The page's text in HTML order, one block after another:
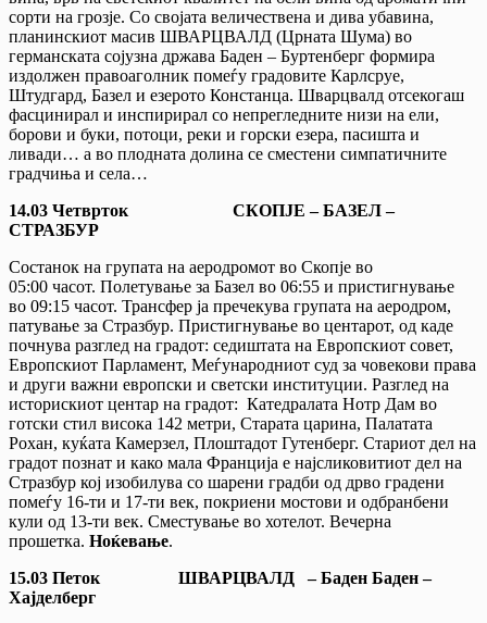
сорти на грозје. Со својата величествена и дива убавина,
планинскиот масив ШВАРЦВАЛД (Црната Шума) во
германската сојузна држава Баден – Буртенберг формира
издолжен правоаголник помеѓу градовите Карлсруе,
Штудгард, Базел и езерото Констанца. Шварцвалд отсекогаш
фасцинирал и инспирирал со непрегледните низи на ели,
борови и буки, потоци, реки и горски езера, пасишта и
ливади… а во плодната долина се сместени симпатичните
градчиња и села…
14.03 Четврток СКОПЈЕ – БАЗЕЛ –
СТРАЗБУР
Состанок на групата на аеродромот во Скопје во
05:00 часот. Полетување за Базел во 06:55 и пристигнување
во 09:15 часот. Трансфер ја пречекува групата на аеродром,
патување за Стразбур. Пристигнување во центарот, од каде
почнува разглед на градот: седиштата на Европскиот совет,
Европскиот Парламент, Меѓународниот суд за човекови права
и други важни европски и светски институции. Разглед на
историскиот центар на градот: Катедралата Нотр Дам во
готски стил висока 142 метри, Старата царина, Палатата
Рохан, куќата Камерзел, Плоштадот Гутенберг. Стариот дел на
градот познат и како мала Франција е најсликовитиот дел на
Стразбур кој изобилува со шарени градби од дрво градени
помеѓу 16-ти и 17-ти век, покриени мостови и одбранбени
кули од 13-ти век. Сместување во хотелот. Вечерна
прошетка. Ноќевање.
15.03 Петок ШВАРЦВАЛД – Баден Баден –
Хајделберг